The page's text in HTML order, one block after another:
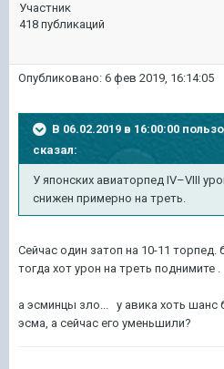
Участник
418 публикаций
Опубликовано: 6 фев 2019, 16:14:05
В 06.02.2019 в 16:00:00
сказал:
У японских авиаторпед IV–VIII
снижен примерно на треть.
Сейчас один затоп на 10-11 торпед.
тогда хот урон на треть поднимите .
а эсминцы зло... у авика хоть шанс
эсма, а сейчас его уменьшили?